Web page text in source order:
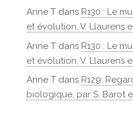
Anne Tdans R130 : Le
et évolution, V. Llaurens
Anne Tdans R130 : Le
et évolution, V. Llaurens
Anne Tdans R129:
biologique, par S. Barot